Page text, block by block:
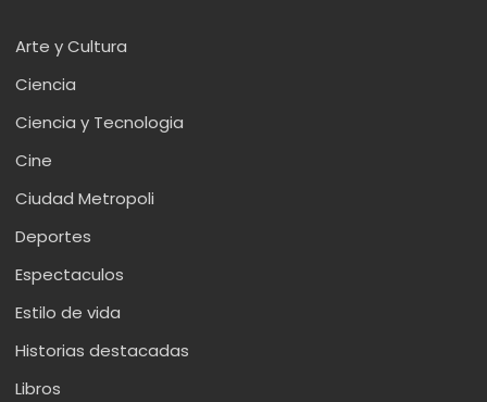
Arte y Cultura
Ciencia
Ciencia y Tecnologia
Cine
Ciudad Metropoli
Deportes
Espectaculos
Estilo de vida
Historias destacadas
Libros